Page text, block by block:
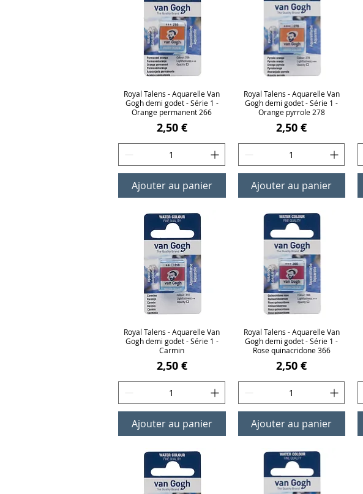
Aperçu rapide
Royal Talens - Aquarelle Van
Gogh demi godet - Série 1 -
Orange permanent 266
Prix
2,50 €
Ajouter au panier
Aperçu rapide
Royal Talens - Aquarelle Van
Gogh demi godet - Série 1 -
Orange pyrrole 278
Prix
2,50 €
Ajouter au panier
Aperçu rapide
Royal Talens - Aquarelle Van
Gogh demi godet - Série 1 -
Carmin
Prix
2,50 €
Ajouter au panier
Aperçu rapide
Royal Talens - Aquarelle Van
Gogh demi godet - Série 1 -
Rose quinacridone 366
Prix
2,50 €
Ajouter au panier